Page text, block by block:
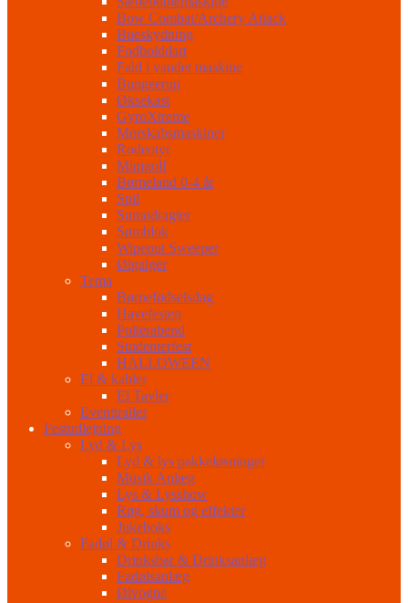
Bow Combat/Archery Attack
Bueskydning
Fodbolddart
Fald i vandet maskine
Bungeerun
Øksekast
GyroXtreme
Morskabsmaskiner
Rodeotyr
Minigolf
Børneland 0-4 år
Spil
Sumodragter
Sømblok
Wipeout Sweeper
Ølgalger
Tema
Børnefødselsdag
Havefesten
Polterabend
Studenterfest
HALLOWEEN
El & kabler
El Tavler
Eventtrailer
Festudlejning
Lyd & Lys
Lyd & lys pakkeløsninger
Musik Anlæg
Lys & Lysshow
Røg, skum og effekter
Jukeboks
Fadøl & Drinks
Drinksbar & Drinksanlæg
Fadølsanlæg
Ølvogne